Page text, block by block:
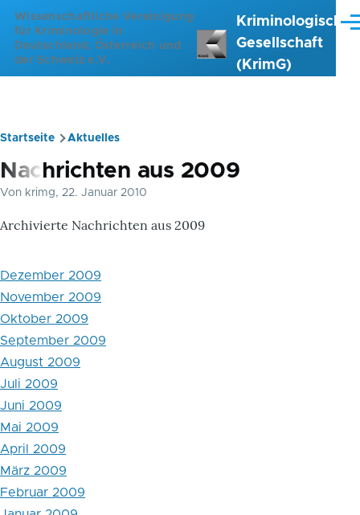
Direkt zum Inhalt
Wissenschaftliche Vereinigung
für Kriminologie in
Deutschland, Österreich und
der Schweiz e.V.
Kriminologische
Gesellschaft
(KrimG)
Pfadnavigation
Startseite Aktuelles
Nachrichten aus 2009
Von krimg, 22. Januar 2010
Archivierte Nachrichten aus 2009
Dezember 2009
November 2009
Oktober 2009
September 2009
August 2009
Juli 2009
Juni 2009
Mai 2009
April 2009
März 2009
Februar 2009